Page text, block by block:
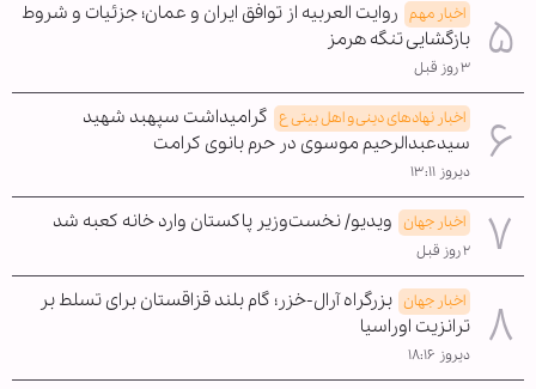
اخبار مهم روایت العربیه از توافق ایران و عمان؛ جزئیات و شروط
بازگشایی تنگه هرمز
۳ روز قبل
اخبار نهادهای دینی و اهل بیتی ع گرامیداشت سپهبد شهید
سیدعبدالرحیم موسوی در حرم بانوی کرامت
دیروز ۱۳:۱۱
اخبار جهان ویدیو/ نخست‌وزیر پاکستان وارد خانه کعبه شد
۲ روز قبل
اخبار جهان بزرگراه آرال-خزر؛ گام بلند قزاقستان برای تسلط بر
ترانزیت اوراسیا
دیروز ۱۸:۱۶